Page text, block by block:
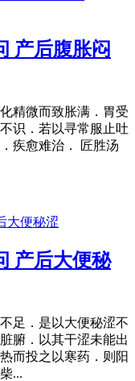
产后腹胀闷
精微而致胀满．胃受
识．若以寻常服止吐
疾愈难治． 匠胜汤
产后大便秘
足．是以大便秘涩不
腑．以其干涩未能出
而投之以寒药．则阳
...